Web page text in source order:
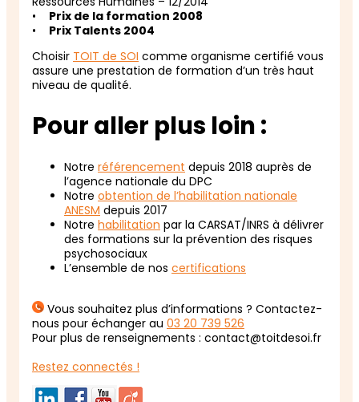
• Prix de la formation 2008
• Prix Talents 2004
Choisir TOIT de SOI comme organisme certifié vous
assure une prestation de formation d’un très haut
niveau de qualité.
Pour aller plus loin :
Notre référencement depuis 2018 auprès de
l’agence nationale du DPC
Notre obtention de l’habilitation nationale
ANESM depuis 2017
Notre habilitation par la CARSAT/INRS à délivrer
des formations sur la prévention des risques
psychosociaux
L’ensemble de nos certifications
Vous souhaitez plus d’informations ? Contactez-
nous pour échanger au 03 20 739 526
Pour plus de renseignements : contact@toitdesoi.fr
Restez connectés !